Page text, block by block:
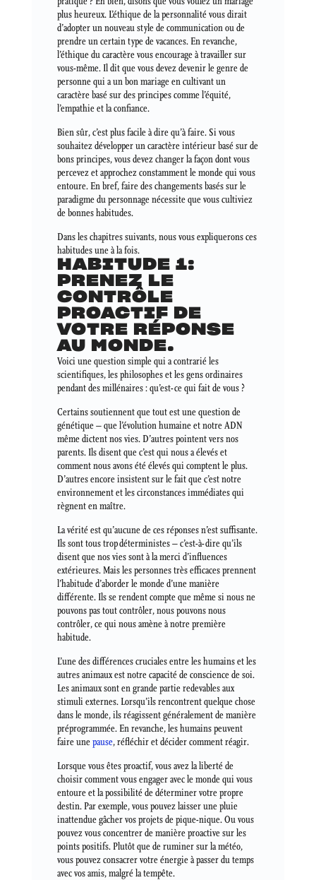
plus heureux. L’éthique de la personnalité vous dirait
d’adopter un nouveau style de communication ou de
prendre un certain type de vacances. En revanche,
l’éthique du caractère vous encourage à travailler sur
vous-même. Il dit que vous devez devenir le genre de
personne qui a un bon mariage en cultivant un
caractère basé sur des principes comme l’équité,
l’empathie et la confiance.
Bien sûr, c’est plus facile à dire qu’à faire. Si vous
souhaitez développer un caractère intérieur basé sur de
bons principes, vous devez changer la façon dont vous
percevez et approchez constamment le monde qui vous
entoure. En bref, faire des changements basés sur le
paradigme du personnage nécessite que vous cultiviez
de bonnes habitudes.
Dans les chapitres suivants, nous vous expliquerons ces
habitudes une à la fois.
HABITUDE 1:
PRENEZ LE
CONTRÔLE
PROACTIF DE
VOTRE RÉPONSE
AU MONDE.
Voici une question simple qui a contrarié les
scientifiques, les philosophes et les gens ordinaires
pendant des millénaires : qu’est-ce qui fait de vous ?
Certains soutiennent que tout est une question de
génétique – que l’évolution humaine et notre ADN
même dictent nos vies. D’autres pointent vers nos
parents. Ils disent que c’est qui nous a élevés et
comment nous avons été élevés qui comptent le plus.
D’autres encore insistent sur le fait que c’est notre
environnement et les circonstances immédiates qui
règnent en maître.
La vérité est qu’aucune de ces réponses n’est suffisante.
Ils sont tous trop déterministes – c’est-à-dire qu’ils
disent que nos vies sont à la merci d’influences
extérieures. Mais les personnes très efficaces prennent
l’habitude d’aborder le monde d’une manière
différente. Ils se rendent compte que même si nous ne
pouvons pas tout contrôler, nous pouvons nous
contrôler, ce qui nous amène à notre première
habitude.
L’une des différences cruciales entre les humains et les
autres animaux est notre capacité de conscience de soi.
Les animaux sont en grande partie redevables aux
stimuli externes. Lorsqu’ils rencontrent quelque chose
dans le monde, ils réagissent généralement de manière
préprogrammée. En revanche, les humains peuvent
faire unepause, réfléchir et décider comment réagir.
Lorsque vous êtes proactif, vous avez la liberté de
choisir comment vous engager avec le monde qui vous
entoure et la possibilité de déterminer votre propre
destin. Par exemple, vous pouvez laisser une pluie
inattendue gâcher vos projets de pique-nique. Ou vous
pouvez vous concentrer de manière proactive sur les
points positifs. Plutôt que de ruminer sur la météo,
vous pouvez consacrer votre énergie à passer du temps
avec vos amis, malgré la tempête.